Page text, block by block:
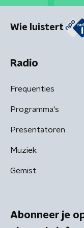
Wie luistert
Radio
Frequenties
Programma's
Presentatoren
Muziek
Gemist
Abonneer je